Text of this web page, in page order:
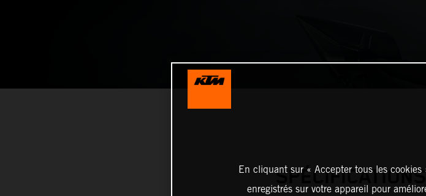
En cliquant sur « Accepter tous les
enregistrés sur votre appareil pour